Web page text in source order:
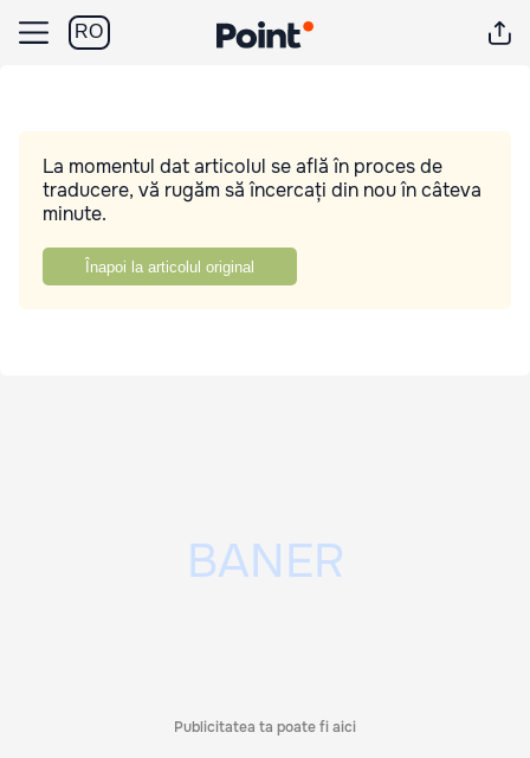
RO
La momentul dat articolul se află în proces de
traducere, vă rugăm să încercați din nou în câteva
minute.
Înapoi la articolul original
Publicitatea ta poate fi aici